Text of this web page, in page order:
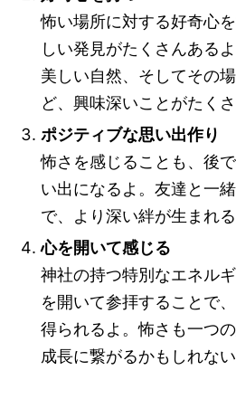
怖い場所に対する好奇心
しい発見がたくさんある
美しい自然、そしてその
ど、興味深いことがたく
ポジティブな思い出作り
怖さを感じることも、後
い出になるよ。友達と一
で、より深い絆が生まれる
心を開いて感じる
神社の持つ特別なエネル
を開いて参拝することで
得られるよ。怖さも一つ
成長に繋がるかもしれない